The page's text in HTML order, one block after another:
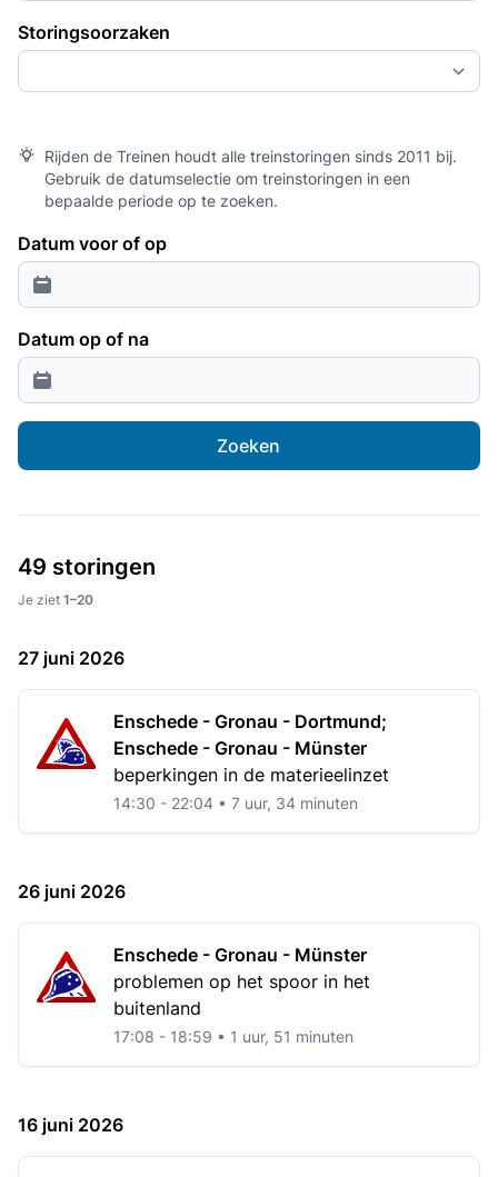
Storingsoorzaken
Rijden de Treinen houdt alle treinstoringen sinds 2011 bij.
Gebruik de datumselectie om treinstoringen in een
bepaalde periode op te zoeken.
Datum voor of op
Datum op of na
Zoeken
49 storingen
Je ziet 1–20
27 juni 2026
Enschede - Gronau - Dortmund;
Enschede - Gronau - Münster
beperkingen in de materieelinzet
14:30 - 22:04 • 7 uur, 34 minuten
26 juni 2026
Enschede - Gronau - Münster
problemen op het spoor in het
buitenland
17:08 - 18:59 • 1 uur, 51 minuten
16 juni 2026